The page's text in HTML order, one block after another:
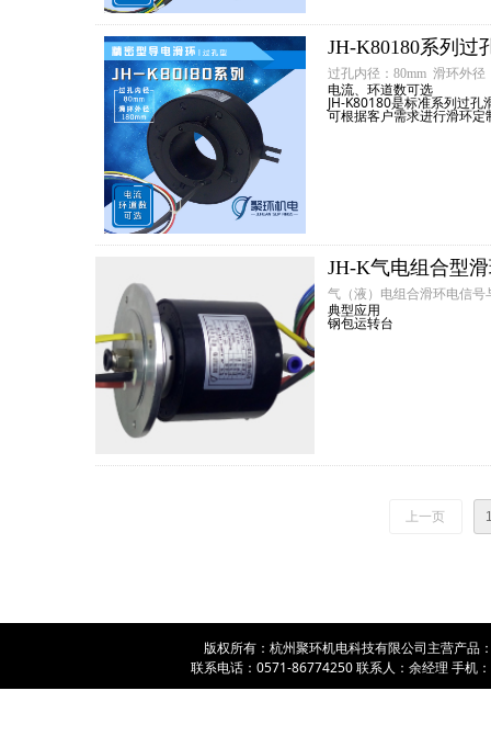
JH-K80180系列过
过孔内径：80mm 滑环外径
电流、环道数可选
JH-K80180是标准系列过孔
可根据客户需求进行滑环定
JH-K气电组合型
气（液）电组合滑环电信
典型应用
钢包运转台
上一页
版权所有：杭州聚环机电科技有限公司主营产品
联系电话：0571-86774250 联系人：余经理 手